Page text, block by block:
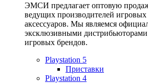
ЭМСИ предлагает оптовую
ведущих производителей игровых
аксессуаров. Мы являемся
эксклюзивными
игровых брендов.
Playstation 5
Приставки
Playstation 4